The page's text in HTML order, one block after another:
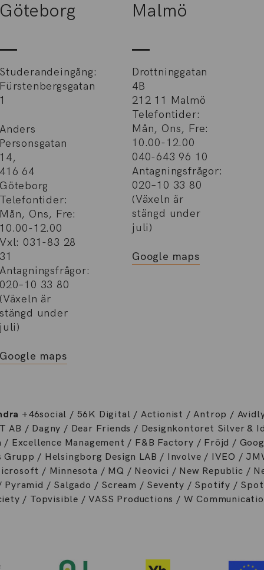
Göteborg
Studerandeingång:
Fürstenbergsgatan
1
Anders
Personsgatan
14,
416 64
Göteborg
Telefontider:
Mån, Ons, Fre:
10.00-12.00
Vxl: 031-83 28
31
Antagningsfrågor:
020–10 33 80
(Växeln är
stängd under
juli)
Google maps
Malmö
Drottninggatan
4B
212 11 Malmö
Telefontider:
Mån, Ons, Fre:
10.00-12.00
040-643 96 10
Antagningsfrågor:
020–10 33 80
(Växeln är
stängd under
juli)
Google maps
+46social / 56K Digital / Actionist / Antrop /
AB / Dagny / Dear Friends / Designkontoret Silver &
Excellence Management / F&B Factory / Fröjd /
Grupp / Helsingborg Design LAB / Involve / IVEO /
/ Minnesota / MQ / Neovici / New Republic /
Pyramid / Salgado / Scream / Seventy / Spotify /
/ Topvisible / VASS Productions / W